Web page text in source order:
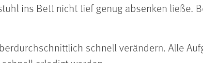
ins Bett nicht tief genug absenken ließe.
schnell verändern. Alle